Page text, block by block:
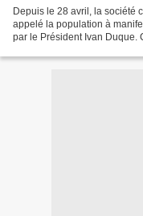
Depuis le 28 avril, la société
appelé la population à
par le Président Ivan Duque.